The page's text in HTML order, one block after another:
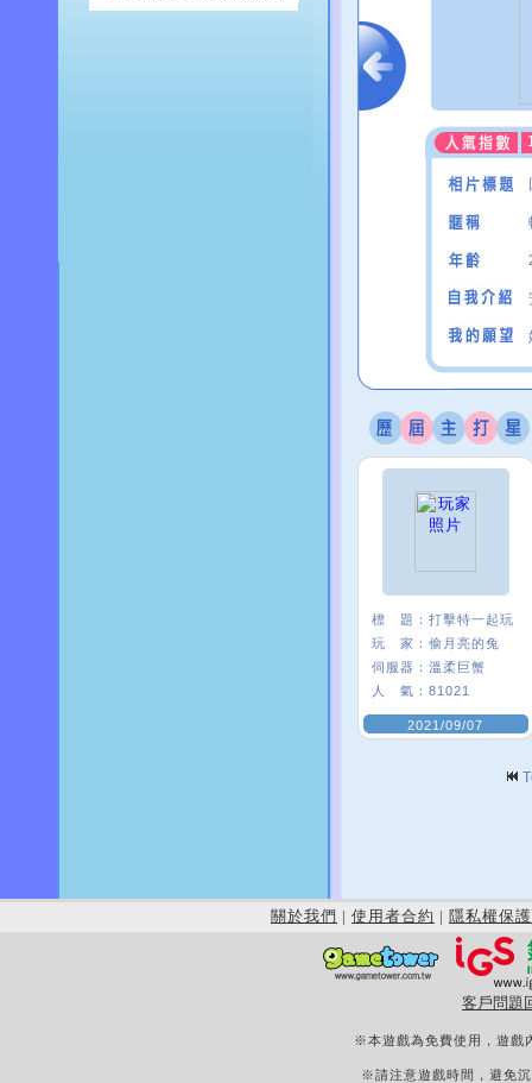
標 題： 打擊特一起玩
玩 家： 偷月亮的兔
伺服器： 溫柔巨蟹
人 氣： 81021
2021/09/07
關於我們 | 使用者合約 | 隱私權保護
客戶問題
※本遊戲為免費使用，遊戲
※請注意遊戲時間，避免